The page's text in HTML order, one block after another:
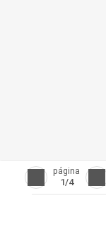
página
1/4